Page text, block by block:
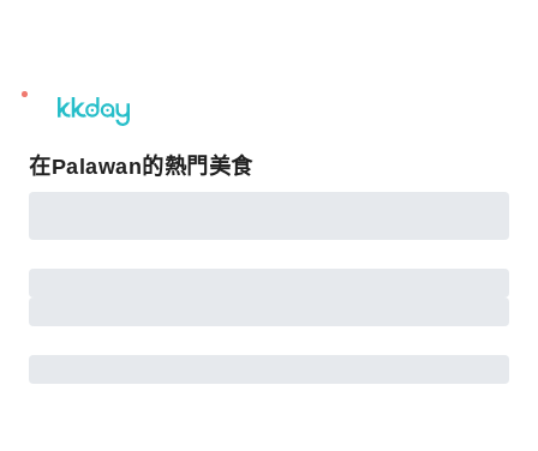
unread
notifications
在Palawan的熱門美食